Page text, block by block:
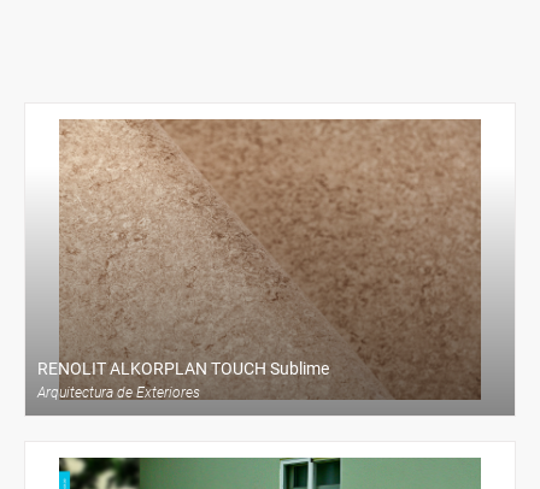
VER PRODUTO
ENCOMENDAR
RENOLIT ALKORPLAN TOUCH Sublime
Arquitectura de Exteriores